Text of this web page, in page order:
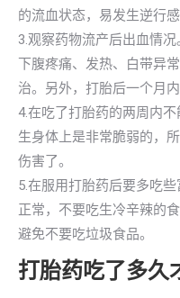
的流血状态，易发生逆行感
3.观察药物流产后出血情
下腹疼痛、发热、白带异
治。另外，打胎后一个月
4.在吃了打胎药的两周内
生身体上是非常脆弱的，
伤害了。
5.在服用打胎药后要多吃
正常，不要吃生冷辛辣的
避免不要吃垃圾食品。
打胎药吃了多久